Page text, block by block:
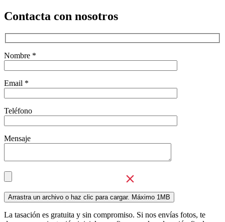
Contacta con nosotros
Nombre *
Email *
Teléfono
Mensaje
La tasación es gratuita y sin compromiso. Si nos envías fotos, te